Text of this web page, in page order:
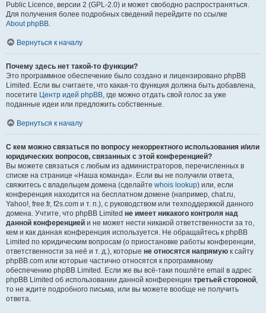
Public Licence, версии 2 (GPL-2.0) и может свободно распространяться.
Для получения более подробных сведений перейдите по ссылке
About phpBB.
Вернуться к началу
Почему здесь нет такой-то функции?
Это программное обеспечение было создано и лицензировано phpBB
Limited. Если вы считаете, что какая-то функция должна быть добавлена,
посетите Центр идей phpBB, где можно отдать свой голос за уже
поданные идеи или предложить собственные.
Вернуться к началу
С кем можно связаться по вопросу некорректного использования и/или
юридических вопросов, связанных с этой конференцией?
Вы можете связаться с любым из администраторов, перечисленных в
списке на странице «Наша команда». Если вы не получили ответа,
свяжитесь с владельцем домена (сделайте whois lookup) или, если
конференция находится на бесплатном домене (например, chat.ru,
Yahoo!, free.fr, f2s.com и т. п.), с руководством или техподдержкой данного
домена. Учтите, что phpBB Limited не имеет никакого контроля над
данной конференцией и не может нести никакой ответственности за то,
кем и как данная конференция используется. Не обращайтесь к phpBB
Limited по юридическим вопросам (о приостановке работы конференции,
ответственности за неё и т. д.), которые не относятся напрямую к сайту
phpBB.com или которые частично относятся к программному
обеспечению phpBB Limited. Если же вы всё-таки пошлёте email в адрес
phpBB Limited об использовании данной конференции третьей стороной,
то не ждите подробного письма, или вы можете вообще не получить
ответа.